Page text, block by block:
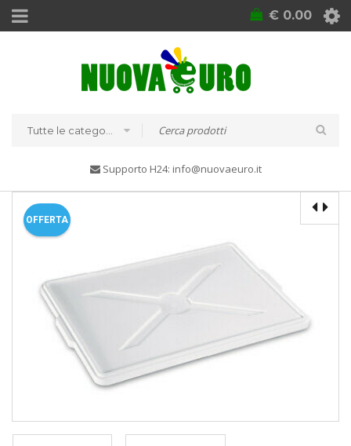
€ 0.00
Supporto H24: info@nuovaeuro.it
OFFERTA